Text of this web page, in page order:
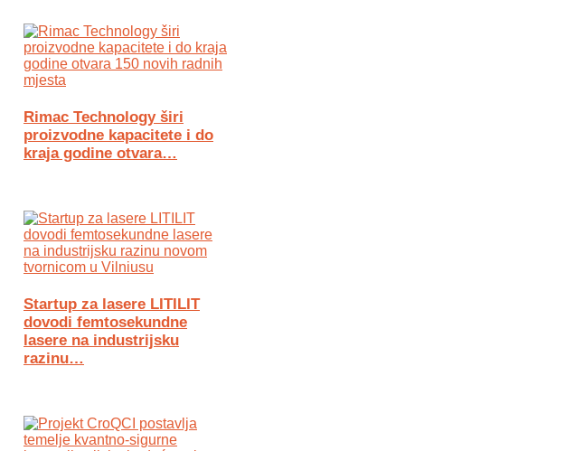
Rimac Technology širi
proizvodne kapacitete i do
kraja godine otvara…
Startup za lasere LITILIT
dovodi femtosekundne
lasere na industrijsku
razinu…